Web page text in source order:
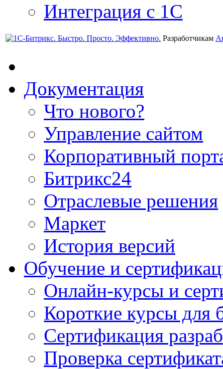
Интеграция с 1С
Разработчикам
Документация
Что нового?
Управление сайтом
Корпоративный
Битрикс24
Отраслевые решения
Маркет
История версий
Обучение и
Онлайн-курсы и
Короткие курсы для
Сертификация
Проверка